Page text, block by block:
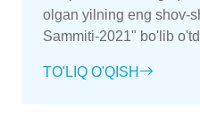
olgan yilning eng shov-
Sammiti-2021" bo'lib
TO'LIQ O'QISH